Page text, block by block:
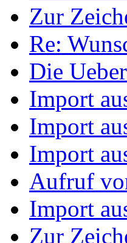
Zur
Re:
Die
Import
Import
Import
Aufruf
Import
Zur